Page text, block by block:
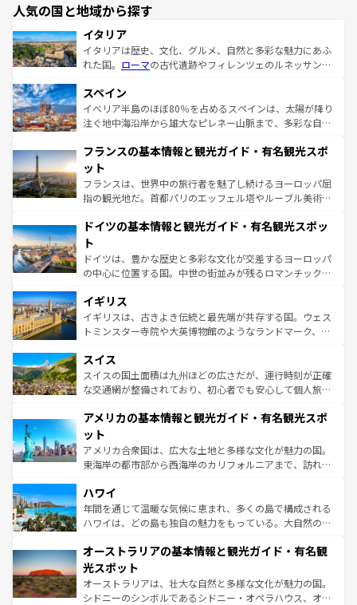
人気の国と地域から探す
イタリア
イタリアは歴史、文化、グルメ、自然と多彩な魅力にあふ
れた国。 ローマの古代遺跡やフィレンツェのルネッサンス
ろん、トスカーナの美しい田園風景やアマルフィ海岸の絶
景など、自然景観も見逃せない。観光の合間には、本場の
ピザやパスタなど、絶品のイタリア料理を堪能することも
ませてくれるイタリアで、忘れられない旅をしてみよう！
なお、新着のイタリア情報は
しい。
スペイン
イベリア半島のほぼ80％を占めるスペインは、太陽が降り
注ぐ地中海沿岸から雄大なピレネー山脈まで、多彩な自然
文化が根付くこの国では、情熱的なフラメンコ、熱気あふ
れる闘牛、そして美味しいタパスが生活の一部となってい
る。首都マドリードの洗練された雰囲気や、バルセロナの
アートに溢れた街角から、地方では古代ローマ遺跡や中世
せる。地方によって風土や気候が異なるスペインはその個
ンテンツ一覧 を参照してほしい。
フランスの基本情報と観光ガイド・有名観光スポ
ット
フランスは、世界中の旅行者を魅了し続けるヨーロッパ屈
指の観光地だ。首都パリのエッフェル塔やルーブル美術館
で、幅広い魅力が詰まっている。華麗な宮殿、歴史的な大
聖堂、美しいビーチ、そして豊かな自然が、訪れる者を心
から魅了する。また、フランスは美食の国としても知ら
れ、フランス料理はユネスコ無形文化遺産にも登録されて
香り高いラベンダー畑など、多彩な楽しみ方が可能だ。さ
らに、パリ以外の地域にも魅力が溢れており、どの街角に
も豊かな歴史と文化が息づいている。パリ以外の個性あふ
を参照してほしい。
ドイツの基本情報と観光ガイド・有名観光スポッ
ト
ドイツは、豊かな歴史と多彩な文化が交差するヨーロッパ
の中心に位置する国。中世の街並みが残るロマンチック街
顔を持つこの国は、どこを歩いても飽きることがない。ベ
ルリンの文化的活気、バイエルン州のアルプスの絶景、そ
してライン川沿いのワイン畑といった風景は必見。ビール
は、お酒好きな人にはぜひ体験してほしい。 なお、新着の
ドイツ情報はコンテンツ一覧を参照してほしい。
イギリス
イギリスは、古きよき伝統と最先端が共存する国。ウェス
トミンスター寺院や大英博物館のようなランドマーク、歴
リアごとに異なる魅力がある。また、優雅なアフタヌーン
ティー、ビール好きにはたまらない英国パブ、サッカー観
戦など、本場だからこそできる体験も豊富。イギリスを旅
ンツ一覧を参照してほしい。
スイス
スイスの国土面積は九州ほどの広さだが、運行時刻が正確
な交通網が整備されており、初心者でも安心して個人旅行
の建物がそのまま残る町や、スイスならではのユニークな
博物館もあり、アルプス観光だけでなく町歩きも満喫する
ことができる。国民の所得が高いため物価も高いが、旅行
者向けの交通パス提供のサービスもあり、うまく活用すれ
着のスイス情報は
アメリカの基本情報と観光ガイド・有名観光スポ
ット
アメリカ合衆国は、広大な土地と多様な文化が魅力の国。
東海岸の都市部から西海岸のカリフォルニアまで、訪れる
のような巨大都市は、観光、ショッピング、エンターテイ
ンメントが詰まった刺激的なスポットだ。一方、アメリカ
西部には大自然が広がり、グランドキャニオンやイエロー
部のニューオーリンズでは、音楽と美食が融合した独特の
文化が魅力。旅行者はアメリカの各地域で異なる魅力を楽
しみながら、その多様性と豊かな歴史を感じることができ
るだろう。車でのロードトリップや列車の旅も、アメリカ
ハワイ
年間を通じて温暖な気候に恵まれ、多くの島で構成される
ハワイは、どの島も独自の魅力をもっている。大自然の神
ワイ島は見逃せない。また、定番の観光地といえばオアフ
島だが、静かな自然を求めるならマウイ島やカウアイ島が
おすすめ。エメラルドグリーンに輝く海をはじめ、豊かな
文化や歴史が息づいている。「アロハスピリット」と呼ば
オーストラリアの基本情報と観光ガイド・有名観
光スポット
オーストラリアは、壮大な自然と多様な文化が魅力の国。
シドニーのシンボルであるシドニー・オペラハウス、オー